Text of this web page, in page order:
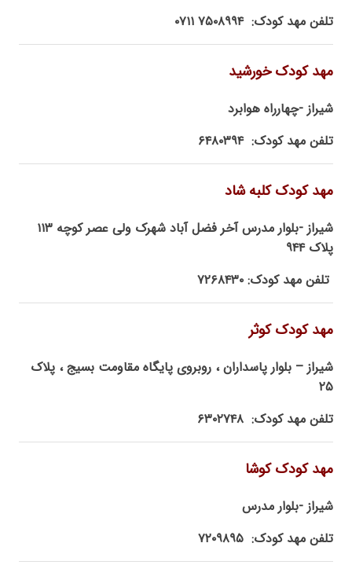
تلفن مهد کودک: ۷۵۰۸۹۹۴ ۰۷۱۱
مهد کودک خورشید
شیراز -چهارراه هوابرد
تلفن مهد کودک: ۶۴۸۰۳۹۴
مهد کودک کلبه شاد
شیراز -بلوار مدرس آخر فضل آباد شهرک ولی عصر کوچه ۱۱۳
پلاک ۹۴۴
تلفن مهد کودک: ۷۲۶۸۴۳۰
مهد کودک کوثر
شیراز – بلوار پاسداران ، روبروی پایگاه مقاومت بسیج ، پلاک
۲۵
تلفن مهد کودک: ۶۳۰۲۷۴۸
مهد کودک کوشا
شیراز -بلوار مدرس
تلفن مهد کودک: ۷۲۰۹۸۹۵